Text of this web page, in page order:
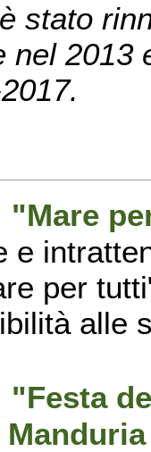
stato
nel 2013
"Mare
e
per
alle
"Festa